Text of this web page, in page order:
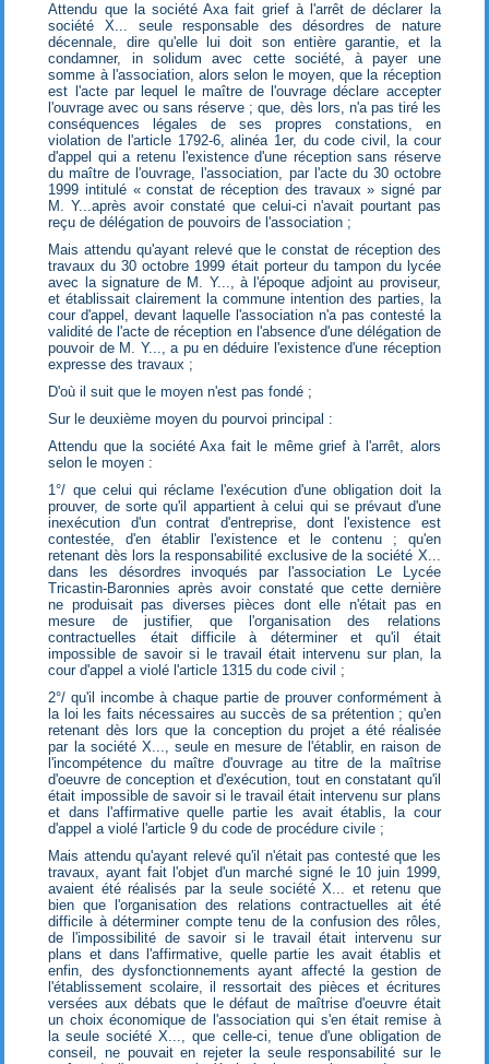
Attendu que la société Axa fait grief à l'arrêt de déclarer la
société X... seule responsable des désordres de nature
décennale, dire qu'elle lui doit son entière garantie, et la
condamner, in solidum avec cette société, à payer une
somme à l'association, alors selon le moyen, que la réception
est l'acte par lequel le maître de l'ouvrage déclare accepter
l'ouvrage avec ou sans réserve ; que, dès lors, n'a pas tiré les
conséquences légales de ses propres constations, en
violation de l'article 1792-6, alinéa 1er, du code civil, la cour
d'appel qui a retenu l'existence d'une réception sans réserve
du maître de l'ouvrage, l'association, par l'acte du 30 octobre
1999 intitulé « constat de réception des travaux » signé par
M. Y...après avoir constaté que celui-ci n'avait pourtant pas
reçu de délégation de pouvoirs de l'association ;
Mais attendu qu'ayant relevé que le constat de réception des
travaux du 30 octobre 1999 était porteur du tampon du lycée
avec la signature de M. Y..., à l'époque adjoint au proviseur,
et établissait clairement la commune intention des parties, la
cour d'appel, devant laquelle l'association n'a pas contesté la
validité de l'acte de réception en l'absence d'une délégation de
pouvoir de M. Y..., a pu en déduire l'existence d'une réception
expresse des travaux ;
D'où il suit que le moyen n'est pas fondé ;
Sur le deuxième moyen du pourvoi principal :
Attendu que la société Axa fait le même grief à l'arrêt, alors
selon le moyen :
1°/ que celui qui réclame l'exécution d'une obligation doit la
prouver, de sorte qu'il appartient à celui qui se prévaut d'une
inexécution d'un contrat d'entreprise, dont l'existence est
contestée, d'en établir l'existence et le contenu ; qu'en
retenant dès lors la responsabilité exclusive de la société X...
dans les désordres invoqués par l'association Le Lycée
Tricastin-Baronnies après avoir constaté que cette dernière
ne produisait pas diverses pièces dont elle n'était pas en
mesure de justifier, que l'organisation des relations
contractuelles était difficile à déterminer et qu'il était
impossible de savoir si le travail était intervenu sur plan, la
cour d'appel a violé l'article 1315 du code civil ;
2°/ qu'il incombe à chaque partie de prouver conformément à
la loi les faits nécessaires au succès de sa prétention ; qu'en
retenant dès lors que la conception du projet a été réalisée
par la société X..., seule en mesure de l'établir, en raison de
l'incompétence du maître d'ouvrage au titre de la maîtrise
d'oeuvre de conception et d'exécution, tout en constatant qu'il
était impossible de savoir si le travail était intervenu sur plans
et dans l'affirmative quelle partie les avait établis, la cour
d'appel a violé l'article 9 du code de procédure civile ;
Mais attendu qu'ayant relevé qu'il n'était pas contesté que les
travaux, ayant fait l'objet d'un marché signé le 10 juin 1999,
avaient été réalisés par la seule société X... et retenu que
bien que l'organisation des relations contractuelles ait été
difficile à déterminer compte tenu de la confusion des rôles,
de l'impossibilité de savoir si le travail était intervenu sur
plans et dans l'affirmative, quelle partie les avait établis et
enfin, des dysfonctionnements ayant affecté la gestion de
l'établissement scolaire, il ressortait des pièces et écritures
versées aux débats que le défaut de maîtrise d'oeuvre était
un choix économique de l'association qui s'en était remise à
la seule société X..., que celle-ci, tenue d'une obligation de
conseil, ne pouvait en rejeter la seule responsabilité sur le